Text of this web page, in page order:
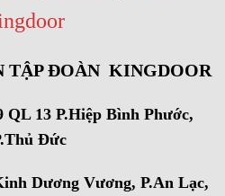
TẬP ĐOÀN KINGDOOR
QL 13 P.Hiệp Bình Phước,
Đức
Dương Vương, P.An Lạc,